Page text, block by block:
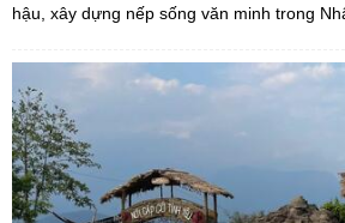
hậu, xây dựng nếp sống văn minh trong